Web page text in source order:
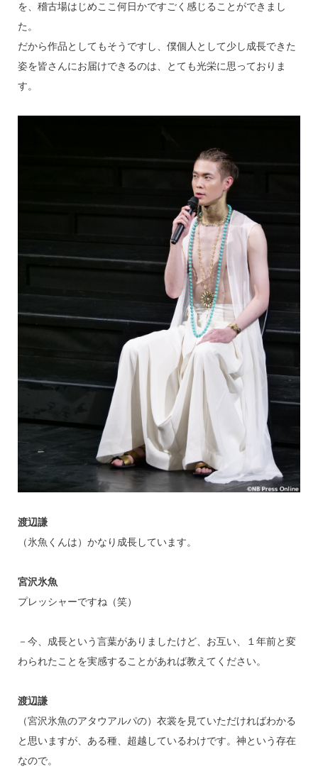
を、稽古場はじめここ何日かですごく感じることができまし
た。
だから作品としてもそうですし、僕個人として少し成長できた
姿を皆さんにお届けできるのは、とても光栄に思っておりま
す。
渡辺謙
（氷魚くんは）かなり成長しています。
宮沢氷魚
プレッシャーですね（笑）
－今、成長という言葉がありましたけど、お互い、１年前と変
わられたことを実感することがあれば教えてください。
渡辺謙
（宮沢氷魚のアタウアルパの）衣裳を見ていただければわかる
と思いますが、ある種、超越しているわけです。神という存在
なので。